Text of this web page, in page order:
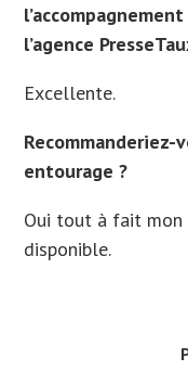
l’agence
Excellente.
Recommanderiez-
entourage ?
Oui tout à fait
disponible.